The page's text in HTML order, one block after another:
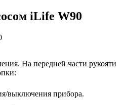
iLife W90
На передней части рукояти
выключения прибора.